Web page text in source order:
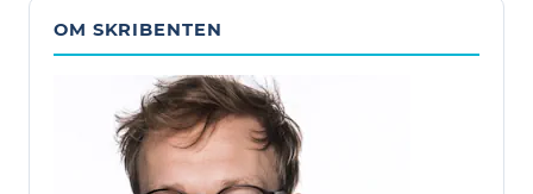
OM SKRIBENTEN